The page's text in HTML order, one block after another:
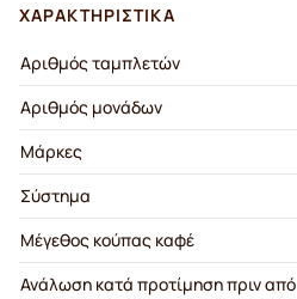
ΧΑΡΑΚΤΗΡΙΣΤΙΚΆ
Αριθμός ταμπλετών
Αριθμός μονάδων
Μάρκες
Σύστημα
Μέγεθος κούπας καφέ
Ανάλωση κατά προτίμηση πριν από